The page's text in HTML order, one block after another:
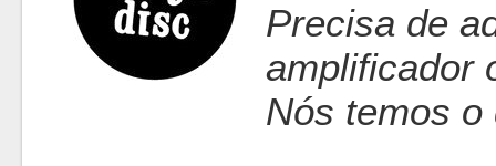
Precisa de
amplificador
Nós temos o